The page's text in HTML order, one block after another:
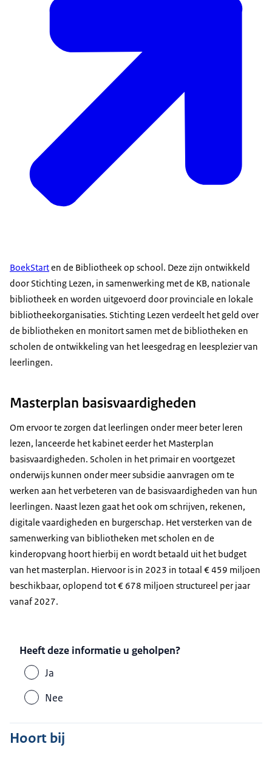
BoekStarten de Bibliotheek op school. Deze zijn ontwikkeld
door Stichting Lezen, in samenwerking met de KB, nationale
bibliotheek en worden uitgevoerd door provinciale en lokale
bibliotheekorganisaties. Stichting Lezen verdeelt het geld over
de bibliotheken en monitort samen met de bibliotheken en
scholen de ontwikkeling van het leesgedrag en leesplezier van
leerlingen.
Masterplan basisvaardigheden
Om ervoor te zorgen dat leerlingen onder meer beter leren
lezen, lanceerde het kabinet eerder het Masterplan
basisvaardigheden. Scholen in het primair en voortgezet
onderwijs kunnen onder meer subsidie aanvragen om te
werken aan het verbeteren van de basisvaardigheden van hun
leerlingen. Naast lezen gaat het ook om schrijven, rekenen,
digitale vaardigheden en burgerschap. Het versterken van de
samenwerking van bibliotheken met scholen en de
kinderopvang hoort hierbij en wordt betaald uit het budget
van het masterplan. Hiervoor is in 2023 in totaal € 459 miljoen
beschikbaar, oplopend tot € 678 miljoen structureel per jaar
vanaf 2027.
Heeft deze informatie u geholpen?
Ja
Nee
Hoort bij